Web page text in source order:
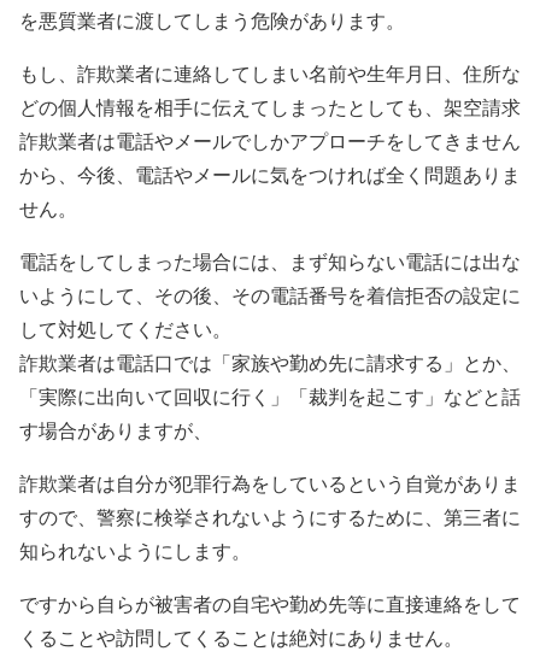
を悪質業者に渡してしまう危険があります。
もし、詐欺業者に連絡してしまい名前や生年月日、住所な
どの個人情報を相手に伝えてしまったとしても、架空請求
詐欺業者は電話やメールでしかアプローチをしてきません
から、今後、電話やメールに気をつければ全く問題ありま
せん。
電話をしてしまった場合には、まず知らない電話には出な
いようにして、その後、その電話番号を着信拒否の設定に
して対処してください。
詐欺業者は電話口では「家族や勤め先に請求する」とか、
「実際に出向いて回収に行く」「裁判を起こす」などと話
す場合がありますが、
詐欺業者は自分が犯罪行為をしているという自覚がありま
すので、警察に検挙されないようにするために、第三者に
知られないようにします。
ですから自らが被害者の自宅や勤め先等に直接連絡をして
くることや訪問してくることは絶対にありません。